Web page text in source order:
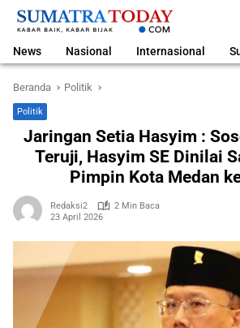
Langsung
News Nasional Internasional
Beranda Politik
Politik
Jaringan Setia Hasyim :
Teruji, Hasyim SE Dinilai
Pimpin Kota Medan
Redaksi2
2 Min Baca
23 April 2026